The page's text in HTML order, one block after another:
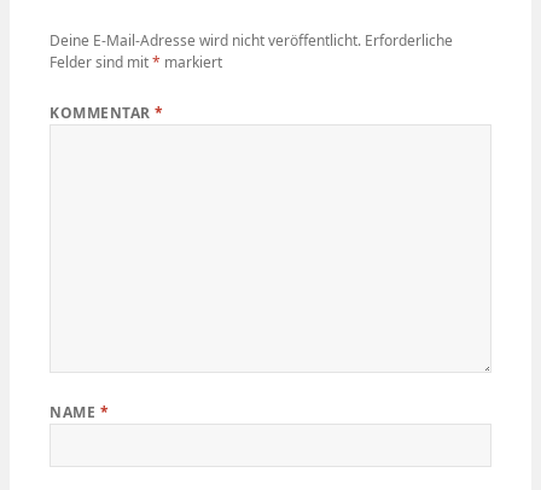
Deine E-Mail-Adresse wird nicht veröffentlicht. Erforderliche
Felder sind mit* markiert
KOMMENTAR*
NAME *